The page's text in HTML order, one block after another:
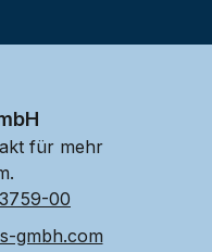
für mehr
00
gmbh.com